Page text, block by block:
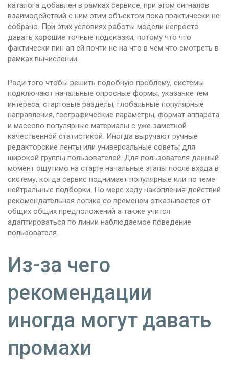
каталога добавлен в рамках сервисе, при этом сигналов
взаимодействий с ним этим объектом пока практически не
собрано. При этих условиях работы модели непросто
давать хорошие точные подсказки, потому что что
фактически пин ап ей почти не на что в чем что смотреть в
рамках вычислении.
Ради того чтобы решить подобную проблему, системы
подключают начальные опросные формы, указание тем
интереса, стартовые разделы, глобальные популярные
направления, географические параметры, формат аппарата
и массово популярные материалы с уже заметной
качественной статистикой. Иногда выручают ручные
редакторские ленты или универсальные советы для
широкой группы пользователей. Для пользователя данный
момент ощутимо на старте начальные этапы после входа в
систему, когда сервис поднимает популярные или по теме
нейтральные подборки. По мере ходу накопления действий
рекомендательная логика со временем отказывается от
общих общих предположений а также учится
адаптироваться по линии наблюдаемое поведение
пользователя.
Из-за чего
рекомендации
иногда могут давать
промахи